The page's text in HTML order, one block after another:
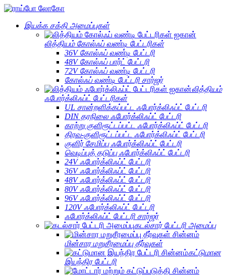
இயக்க சக்தி அமைப்புகள்
லித்தியம் கோல்ஃப் வண்டி பேட்டரிகள்
36V கோல்ஃப் வண்டி பேட்டரி
48V கோல்ஃப் பார்ட் பேட்டரி
72V கோல்ஃப் வண்டி பேட்டரி
கோல்ஃப் வண்டி பேட்டரி சார்ஜர்
லித்தியம்
ஃபோர்க்லிஃப்ட் பேட்டரிகள்
UL சான்றளிக்கப்பட்ட ஃபோர்க்லிஃப்ட் பேட்டரி
DIN தரநிலை ஃபோர்க்லிஃப்ட் பேட்டரி
காற்று குளிரூட்டப்பட்ட ஃபோர்க்லிஃப்ட் பேட்டரி
திரவ-குளிரூட்டப்பட்ட ஃபோர்க்லிஃப்ட் பேட்டரி
குளிர் சேமிப்பு ஃபோர்க்லிஃப்ட் பேட்டரி
வெடிப்புத் தடுப்பு ஃபோர்க்லிஃப்ட் பேட்டரி
24V ஃபோர்க்லிஃப்ட் பேட்டரி
36V ஃபோர்க்லிஃப்ட் பேட்டரி
48V ஃபோர்க்லிஃப்ட் பேட்டரி
80V ஃபோர்க்லிஃப்ட் பேட்டரி
96V ஃபோர்க்லிஃப்ட் பேட்டரி
120V ஃபோர்க்லிஃப்ட் பேட்டரி
ஃபோர்க்லிஃப்ட் பேட்டரி சார்ஜர்
கடல்சார் பேட்டரி அமைப்பு
மின்சார மறுசீரமைப்பு தீர்வுகள்
கட்டுமான
இயந்திர பேட்டரி